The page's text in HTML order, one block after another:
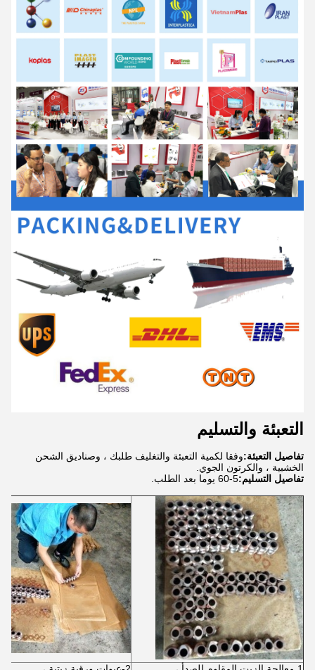
التعبئة والتسليم
تفاصيل التعبئة:وفقا لكمية التعبئة والتغليف طلبك ، وصناديق الشحن
الخشبية ، والكرتون الجوي.
تفاصيل التسليم:5-60 يوما بعد الطلب.